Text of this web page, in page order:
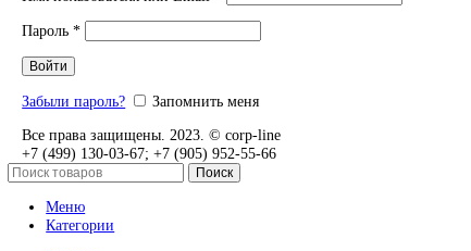
Оплата
Доставка
Контакты
+7 (499) 130-03-67
sales@corp-line.ru
My account
»